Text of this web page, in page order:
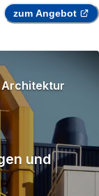
zum Angebot
Architektur
und